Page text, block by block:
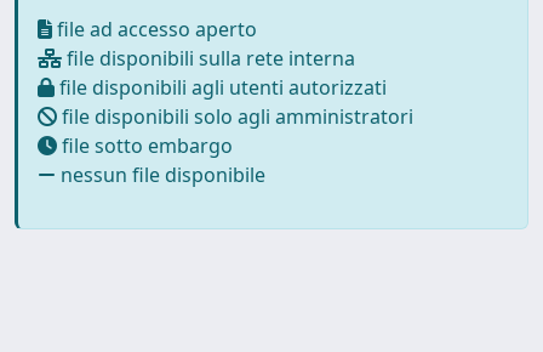
file ad accesso aperto
file disponibili sulla rete interna
file disponibili agli utenti autorizzati
file disponibili solo agli amministratori
file sotto embargo
nessun file disponibile